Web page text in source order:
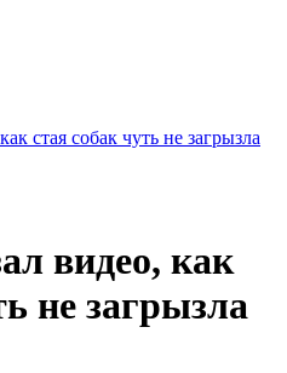
стая собак чуть не загрызла
видео, как
не загрызла